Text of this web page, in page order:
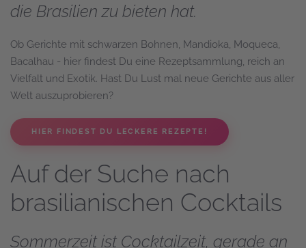
die Brasilien zu bieten hat.
Ob Gerichte mit schwarzen Bohnen, Mandioka, Moqueca,
Bacalhau - hier findest Du eine Rezeptsammlung, reich an
Vielfalt und Exotik. Hast Du Lust mal neue Gerichte aus aller
Welt auszuprobieren?
HIER FINDEST DU LECKERE REZEPTE!
Auf der Suche nach
brasilianischen Cocktails
Sommerzeit ist Cocktailzeit, gerade an